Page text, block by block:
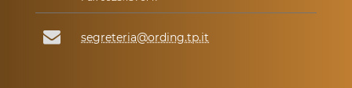
segreteria@ording.tp.it